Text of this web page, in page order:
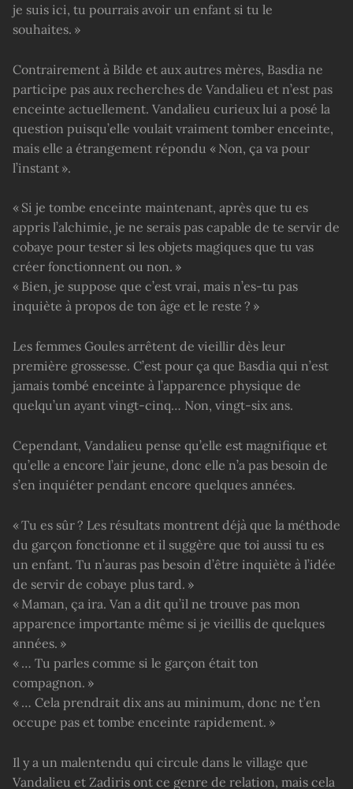
je suis ici, tu pourrais avoir un enfant si tu le
souhaites. »
Contrairement à Bilde et aux autres mères, Basdia ne
participe pas aux recherches de Vandalieu et n’est pas
enceinte actuellement. Vandalieu curieux lui a posé la
question puisqu’elle voulait vraiment tomber enceinte,
mais elle a étrangement répondu « Non, ça va pour
l’instant ».
« Si je tombe enceinte maintenant, après que tu es
appris l’alchimie, je ne serais pas capable de te servir de
cobaye pour tester si les objets magiques que tu vas
créer fonctionnent ou non. »
« Bien, je suppose que c’est vrai, mais n’es-tu pas
inquiète à propos de ton âge et le reste ? »
Les femmes Goules arrêtent de vieillir dès leur
première grossesse. C’est pour ça que Basdia qui n’est
jamais tombé enceinte à l’apparence physique de
quelqu’un ayant vingt-cinq… Non, vingt-six ans.
Cependant, Vandalieu pense qu’elle est magnifique et
qu’elle a encore l’air jeune, donc elle n’a pas besoin de
s’en inquiéter pendant encore quelques années.
« Tu es sûr ? Les résultats montrent déjà que la méthode
du garçon fonctionne et il suggère que toi aussi tu es
un enfant. Tu n’auras pas besoin d’être inquiète à l’idée
de servir de cobaye plus tard. »
« Maman, ça ira. Van a dit qu’il ne trouve pas mon
apparence importante même si je vieillis de quelques
années. »
« … Tu parles comme si le garçon était ton
compagnon. »
« … Cela prendrait dix ans au minimum, donc ne t’en
occupe pas et tombe enceinte rapidement. »
Il y a un malentendu qui circule dans le village que
Vandalieu et Zadiris ont ce genre de relation, mais cela